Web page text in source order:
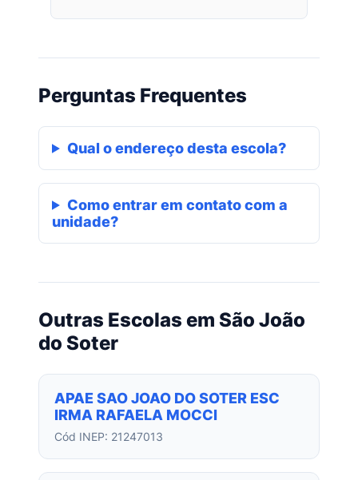
Perguntas Frequentes
Qual o endereço desta escola?
Como entrar em contato com a
unidade?
Outras Escolas em São João
do Soter
APAE SAO JOAO DO SOTER ESC
IRMA RAFAELA MOCCI
Cód INEP: 21247013